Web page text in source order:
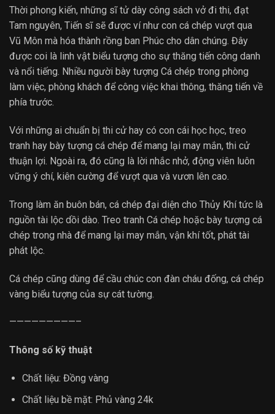
Thời phong kiến, những sĩ tử dày công sách vở đi thi, đạt
Tam nguyên, Tiến sĩ sẽ được ví như con cá chép vượt qua
Vũ Môn mà hóa thành rồng ban Phúc cho dân chúng. Đây
được coi là linh vật biểu tượng cho sự thăng tiến công danh
và nổi tiếng. Nhiều người bày tượng Cá chép trong phòng
làm việc, phòng khách để công việc khai thông, thăng tiến về
phía trước.
Với những ai chuẩn bị thi cử hay có con cái học học, treo
tranh hay bày tượng cá chép để mang lại may mắn, thi cử
thuận lợi. Ngoài ra, đó cũng là lời nhắc nhở, động viên luôn
vững ý chí, kiên cường để vượt qua và vươn lên cao.
Trong làm ăn buôn bán, cá chép đại diện cho Thủy Khí tức là
nguồn tài lộc dồi dào. Treo tranh Cá chép hoặc bày tượng cá
chép trong nhà để mang lại may mắn, vận khí tốt, phát tài
phát lộc.
Cá chép cũng dùng để cầu chúc con đàn cháu đống, cá chép
vàng biểu tượng của sự cát tường.
—————————–
Thông số kỹ thuật
Chất liệu: Đồng vàng
Chất liệu bề mặt: Phủ vàng 24k